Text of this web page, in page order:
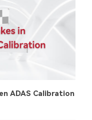
ADAS Calibration